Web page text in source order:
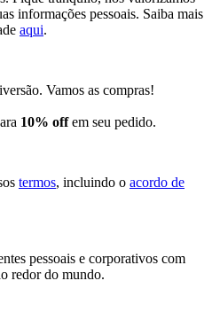
informações pessoais. Saiba mais
aqui.
Vamos as compras!
10% offem seu pedido.
termos, incluindo o acordo de
pessoais e corporativos com
redor do mundo.